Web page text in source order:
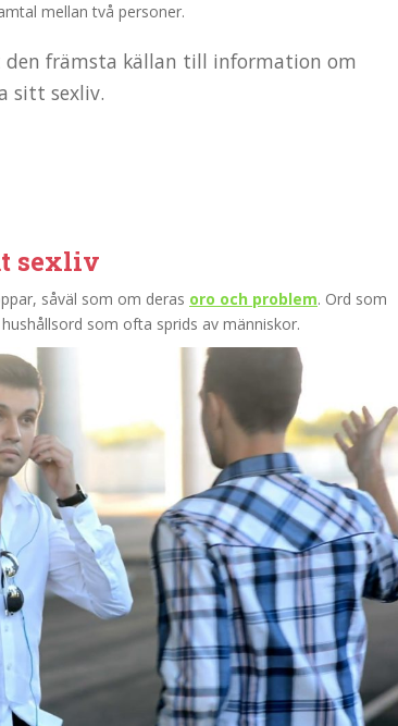
mellan två personer.
främsta källan till information om
sitt sexliv.
sexliv
såväl som om deras oro och problem. Ord som
som ofta sprids av människor.